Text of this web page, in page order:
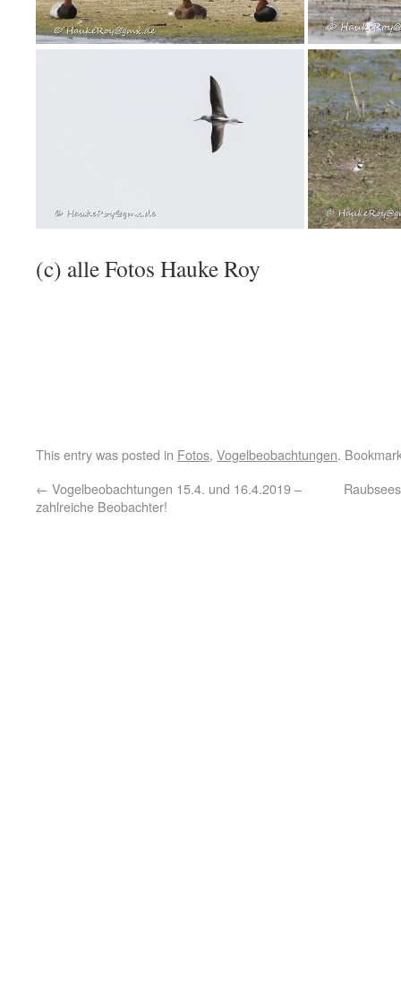
(c) alle Fotos Hauke Roy
This entry was posted in Fotos, Vogelbeobachtungen.
← Vogelbeobachtungen 15.4. und 16.4.2019 –
zahlreiche Beobachter!